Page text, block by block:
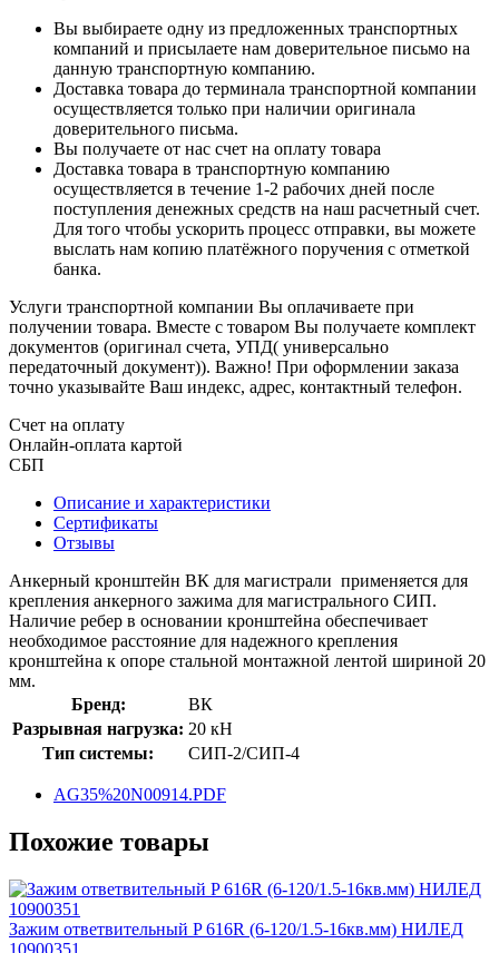
Вы выбираете одну из предложенных транспортных
компаний и присылаете нам доверительное письмо на
данную транспортную компанию.
Доставка товара до терминала транспортной компании
осуществляется только при наличии оригинала
доверительного письма.
Вы получаете от нас счет на оплату товара
Доставка товара в транспортную компанию
осуществляется в течение 1-2 рабочих дней после
поступления денежных средств на наш расчетный счет.
Для того чтобы ускорить процесс отправки, вы можете
выслать нам копию платёжного поручения с отметкой
банка.
Услуги транспортной компании Вы оплачиваете при
получении товара. Вместе с товаром Вы получаете комплект
документов (оригинал счета, УПД( универсально
передаточный документ)). Важно! При оформлении заказа
точно указывайте Ваш индекс, адрес, контактный телефон.
Счет на оплату
Онлайн-оплата картой
СБП
Описание и характеристики
Сертификаты
Отзывы
Анкерный кронштейн ВК для магистрали применяется для
крепления анкерного зажима для магистрального СИП.
Наличие ребер в основании кронштейна обеспечивает
необходимое расстояние для надежного крепления
кронштейна к опоре стальной монтажной лентой шириной 20
мм.
Бренд:
ВК
Разрывная нагрузка: 20 кН
Тип системы:
СИП-2/СИП-4
AG35%20N00914.PDF
Похожие товары
Зажим ответвительный P 616R (6-120/1.5-16кв.мм) НИЛЕД
10900351